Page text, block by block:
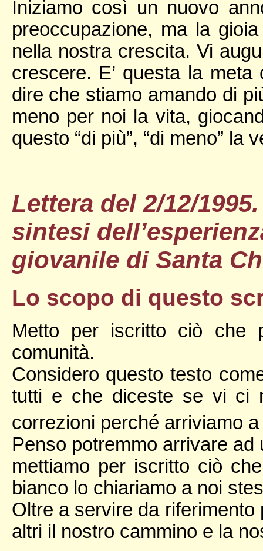
Iniziamo così un nuovo
preoccupazione, ma la
nella nostra crescita. Vi
crescere. E’ questa la
dire che stiamo amando di
meno per noi la vita,
questo “di più”, “di meno” la
Lettera del 2/12/
sintesi
giovanile di Santa
Lo scopo di questo
Metto per iscritto ciò che
comunità.
Considero questo testo
tutti e che diceste se vi ci
correzioni perché arriviamo
Penso potremmo arrivare
mettiamo per iscritto ciò
bianco lo chiariamo a noi
Oltre a servire da
altri il nostro cammino e la